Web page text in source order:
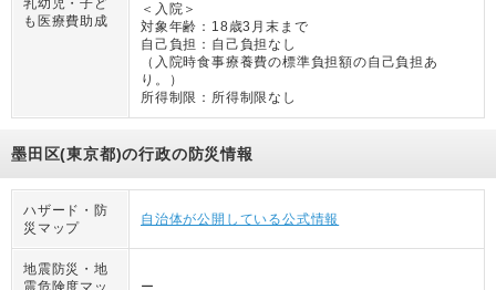
乳幼児・子ど
も医療費助成
＜入院＞
対象年齢： 18歳3月末まで
自己負担： 自己負担なし
（ 入院時食事療養費の標準負担額の自己負担あ
り。
）
所得制限： 所得制限なし
墨田区(東京都)の行政の防災情報
ハザード・防
災マップ
自治体が公開している公式情報
地震防災・地